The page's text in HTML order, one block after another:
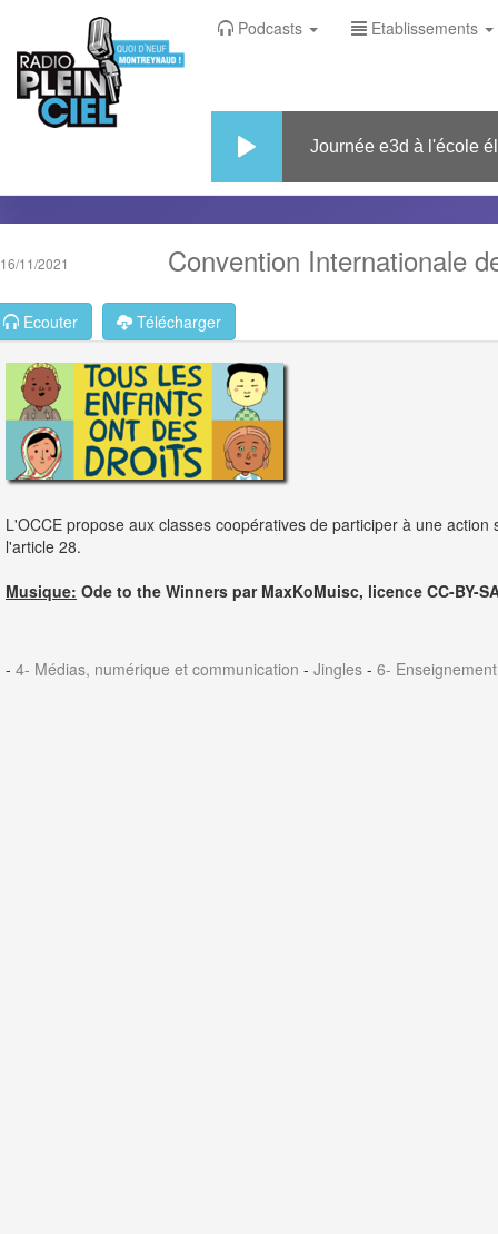
Podcasts Etablissements
Journée e3d à l'école
11/2021 Convention Internationale
Ecouter Télécharger
L'OCCE propose aux classes coopératives de participer à une
l'article 28.
Musique: Ode to the Winners par MaxKoMuisc, licence CC-BY-
- 4- Médias, numérique et communication - Jingles - 6-